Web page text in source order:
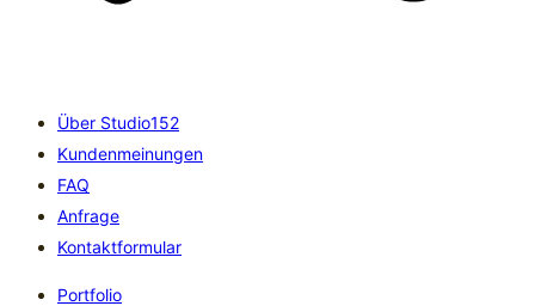
Über Studio152
Kundenmeinungen
FAQ
Anfrage
Kontaktformular
Portfolio